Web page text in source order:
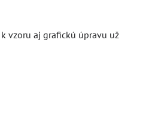
vzoru aj grafickú úpravu už